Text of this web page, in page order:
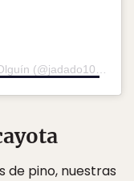
de pino, nuestras